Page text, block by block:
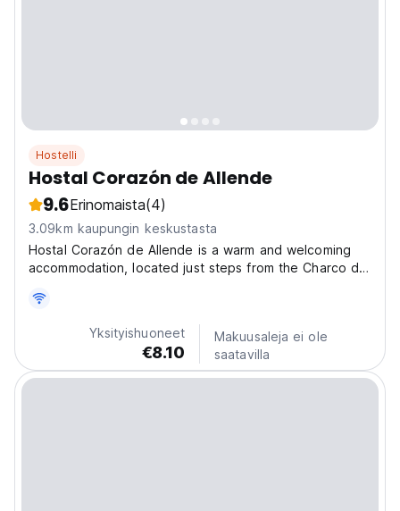
Hostelli
Hostal Corazón de Allende
9.6Erinomaista(4)
3.09km kaupungin keskustasta
Hostal Corazón de Allende is a warm and welcoming
accommodation, located just steps from the Charco del
ride from Plaza La Luciérnaga, and 15 minutes from the
historic center. You'll be close to grocery...
Yksityishuoneet
€8.10
Makuusaleja ei ole
saatavilla